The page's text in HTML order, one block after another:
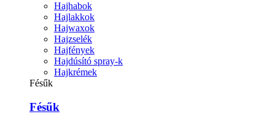
Hajhabok
Hajlakkok
Hajwaxok
Hajzselék
Hajfények
Hajdúsító spray-k
Hajkrémek
Fésűk
Fésűk